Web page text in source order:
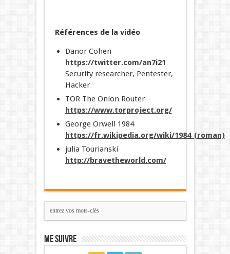
Références de la vidéo
Danor Cohen
https://twitter.com/an7i21
Security researcher, Pentester,
Hacker
TOR The Onion Router
https://www.torproject.org/
George Orwell 1984
https://fr.wikipedia.org/wiki/1984_(roman)
julia Tourianski
http://bravetheworld.com/
Me suivre